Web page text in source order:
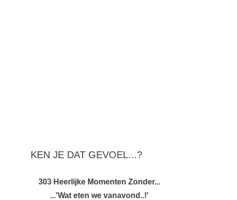
KEN JE DAT GEVOEL...?
303 Heerlijke Momenten Zonder...
...'Wat eten we vanavond..!'